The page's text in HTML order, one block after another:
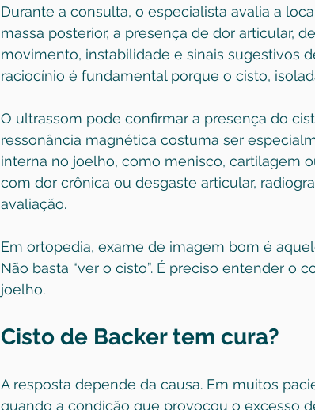
Durante a consulta, o especialista avalia a
massa posterior, a presença de dor articular,
movimento, instabilidade e sinais sugestivos
raciocínio é fundamental porque o cisto,
O ultrassom pode confirmar a presença do
ressonância magnética costuma ser
interna no joelho, como menisco, cartilagem
com dor crônica ou desgaste articular,
avaliação.
Em ortopedia, exame de imagem bom é
Não basta “ver o cisto”. É preciso entender o
joelho.
Cisto de Backer tem cura?
A resposta depende da causa. Em muitos
quando a condição que provocou o excesso